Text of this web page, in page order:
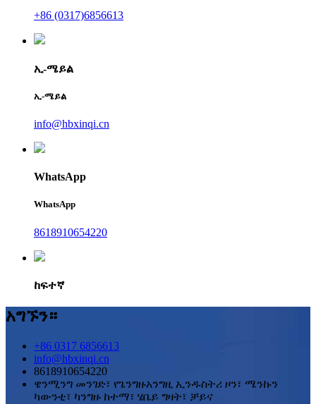
+86 (0317)6856613
ኢ-ሜይል
ኢ-ሜይል
info@hbxinqi.cn
WhatsApp
WhatsApp
8618910654220
ከፍተኛ
አግኙን።
+86 0317 6856613
info@hbxinqi.cn
8618910654220
ዌንሚንግ መንገድ፣ የጌንግዙአንግዚ ኢንዱስትሪ ዞን፣ ሜንኩን
ካውንቲ፣ ካንግዙ ከተማ፣ ሄቤይ ግዛት፣ ቻይና